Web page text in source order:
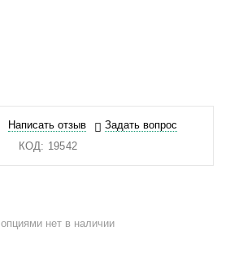
Написать отзыв
Задать вопрос
КОД: 19542
нет в наличии